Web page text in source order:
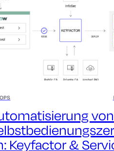
von
Keyfactor &